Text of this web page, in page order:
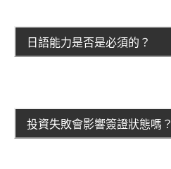
日語能力是否是必須的？
投資失敗會影響簽證狀態嗎？